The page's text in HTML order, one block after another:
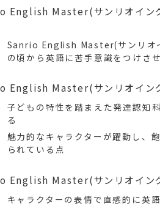
English Master(サンリオイン
Sanrio English Master(サンリオ
の頃から英語に苦手意識をつけさ
English Master(サンリオイン
子どもの特性を踏まえた発達認知
る
魅力的なキャラクターが躍動し、
られている点
English Master(サンリオイン
キャラクターの表情で直感的に英